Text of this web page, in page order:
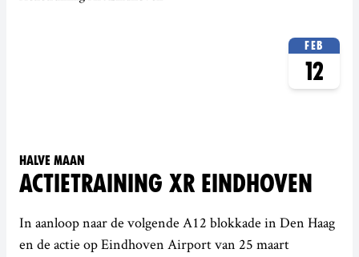
Feb
12
Halve Maan
ACTIETRAINING XR EINDHOVEN
In aanloop naar de volgende A12 blokkade in Den Haag
en de actie op Eindhoven Airport van 25 maart